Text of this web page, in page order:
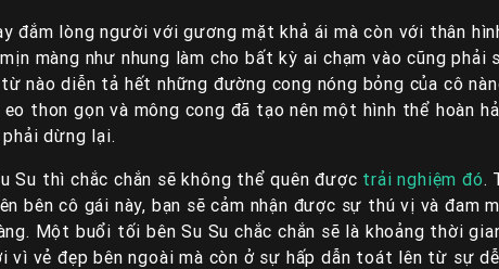
đắm lòng người với gương mặt khả ái mà còn với thân
màng như nhung làm cho bất kỳ ai chạm vào cũng phải
nào diễn tả hết những đường cong nóng bỏng của cô
thon gọn và mông cong đã tạo nên một hình thể hoàn
dừng lại.
Su thì chắc chắn sẽ không thể quên được trải nghiệm đó.
bên cô gái này, bạn sẽ cảm nhận được sự thú vị và đam
Một buổi tối bên Su Su chắc chắn sẽ là khoảng thời
vì vẻ đẹp bên ngoài mà còn ở sự hấp dẫn toát lên từ sự